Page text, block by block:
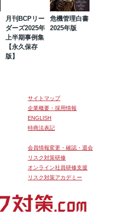
月刊BCPリー
ダーズ2025年
上半期事例集
【永久保存
版】
危機管理白書
2025年版
サイトマップ
企業概要・採用情報
ENGLISH
特商法表記
会員情報変更・確認・退会
リスク対策研修
オンライン社員研修支援
リスク対策アカデミー